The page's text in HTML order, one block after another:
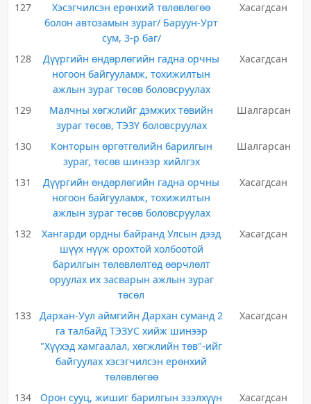
127
Хэсэгчилсэн ерөнхий төлөвлөгөө
болон автозамын зураг/ Баруун-Урт
сум, 3-р баг/
Хасагдсан
128
Дүүргийн өндөрлөгийн гадна орчны
ногоон байгууламж, тохижилтын
ажлын зураг төсөв боловсруулах
Хасагдсан
129
Малчны хөгжлийг дэмжих төвийн
зураг төсөв, ТЭЗҮ боловсруулах
Шалгарсан
130
Конторын өргөтгөлийн барилгын
зураг, төсөв шинээр хийлгэх
Шалгарсан
131
Дүүргийн өндөрлөгийн гадна орчны
ногоон байгууламж, тохижилтын
ажлын зураг төсөв боловсруулах
Хасагдсан
132
Хангарди ордны байранд Улсын дээд
шүүх нүүж орохтой холбоотой
барилгын төлөвлөлтөд өөрчлөлт
оруулах их засварын ажлын зураг
төсөл
Хасагдсан
133
Дархан-Уул аймгийн Дархан суманд 2
га талбайд ТЭЗУС хийж шинээр
"Хүүхэд хамгаалал, хөгжлийн төв"-ийг
байгуулах хэсэгчилсэн ерөнхий
төлөвлөгөө
Хасагдсан
134 Орон сууц, жишиг барилгын эзэлхүүн Хасагдсан